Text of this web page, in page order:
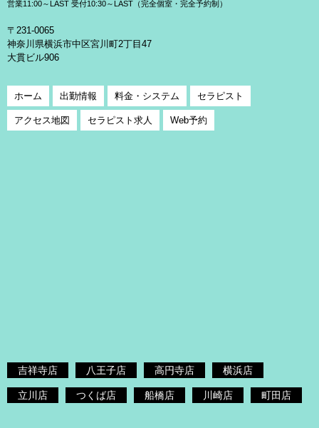
営業11:00～LAST 受付10:30～LAST（完全個室・完全予約制）
〒231-0065
神奈川県横浜市中区宮川町2丁目47
大貫ビル906
ホーム 出勤情報 料金・システム セラピスト
アクセス地図 セラピスト求人 Web予約
吉祥寺店 八王子店 高円寺店 横浜店
立川店 つくば店 船橋店 川崎店 町田店